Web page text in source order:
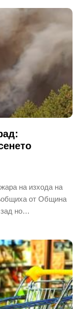
на изхода на
от Община
зад но…